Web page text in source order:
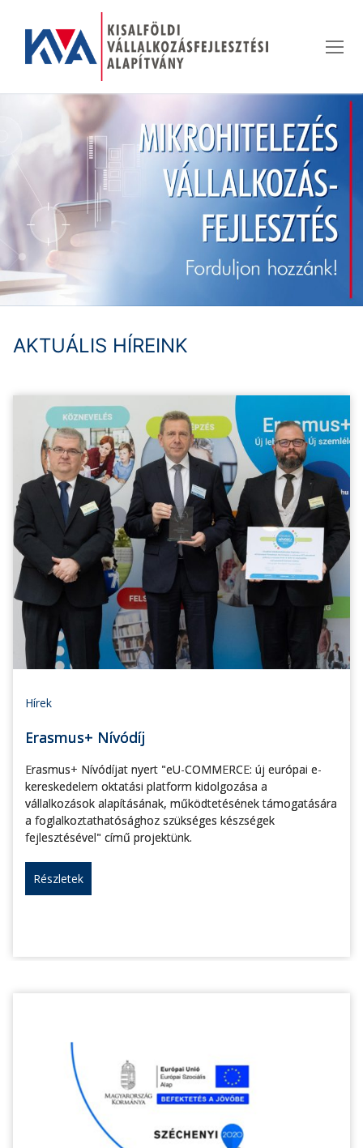
tartalomra
AKTUÁLIS HÍREINK
Hírek
Erasmus+ Nívódíj
Erasmus+ Nívódíjat nyert "eU-COMMERCE: új európai e-
kereskedelem oktatási platform kidolgozása a
vállalkozások alapításának, működtetésének támogatására
a foglalkoztathatósághoz szükséges készségek
fejlesztésével" című projektünk.
Részletek